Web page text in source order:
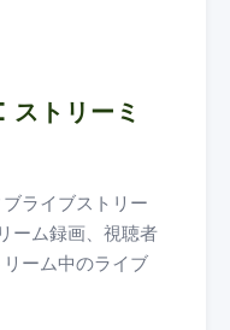
トリーミ
ライブストリー
ーム録画、視聴者
ーム中のライブ